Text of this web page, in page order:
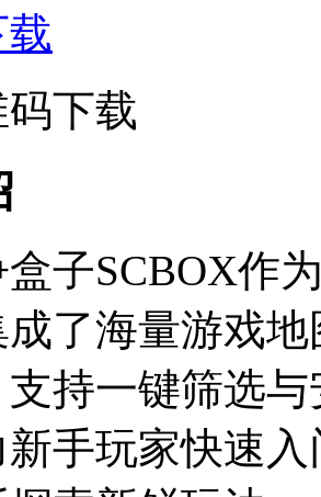
下载
子SCBOX作
了海量游戏
持一键筛选
手玩家快速